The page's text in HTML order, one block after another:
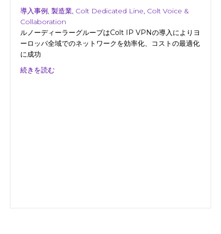
導入事例, 製造業, Colt Dedicated Line, Colt Voice &
Collaboration
ルノーディーラーグループはColt IP VPNの導入によりヨ
ーロッパ全域でのネットワークを効率化、コストの最適化
に成功
続きを読むabout ルノーディーラーグループ